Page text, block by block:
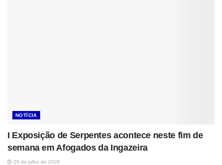
NOTÍCIA
I Exposição de Serpentes acontece neste fim de
semana em Afogados da Ingazeira
26 de julho de 2026